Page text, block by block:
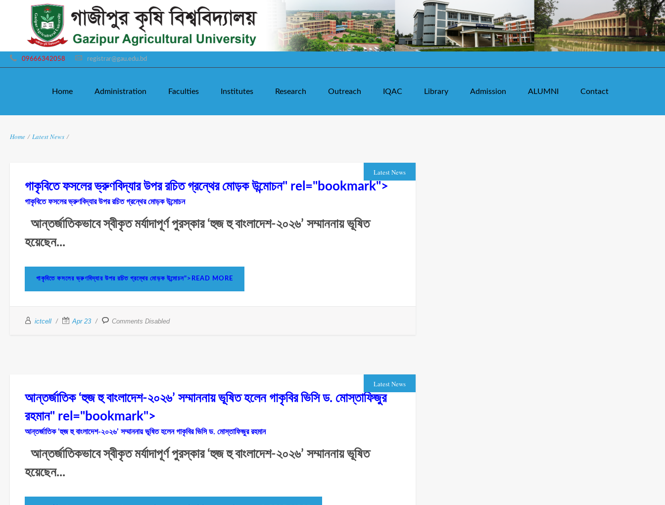
09666342058 registrar@gau.edu.bd
Home Administration Faculties Institutes Research Outreach IQAC Library Admission ALUMNI Contact
Home / Latest News /
Latest News
গাকৃবিতে ফসলের ভ্রুণবিদ্যার উপর রচিত গ্রন্থের মোড়ক উন্মোচন" rel="bookmark">
গাকৃবিতে ফসলের ভ্রুণবিদ্যার উপর রচিত গ্রন্থের মোড়ক উন্মোচন
আন্তর্জাতিকভাবে স্বীকৃত মর্যাদাপূর্ণ পুরস্কার ‘হুজ হু বাংলাদেশ-২০২৬’ সম্মাননায় ভূষিত
হয়েছেন...
গাকৃবিতে ফসলের ভ্রুণবিদ্যার উপর রচিত গ্রন্থের মোড়ক উন্মোচন">READ MORE
ictcell Apr 23 Comments Disabled
Latest News
আন্তর্জাতিক ‘হুজ হু বাংলাদেশ-২০২৬’ সম্মাননায় ভূষিত হলেন গাকৃবির ভিসি ড. মোস্তাফিজুর
রহমান" rel="bookmark">
আন্তর্জাতিক ‘হুজ হু বাংলাদেশ-২০২৬’ সম্মাননায় ভূষিত হলেন গাকৃবির ভিসি ড. মোস্তাফিজুর রহমান
আন্তর্জাতিকভাবে স্বীকৃত মর্যাদাপূর্ণ পুরস্কার ‘হুজ হু বাংলাদেশ-২০২৬’ সম্মাননায় ভূষিত
হয়েছেন...